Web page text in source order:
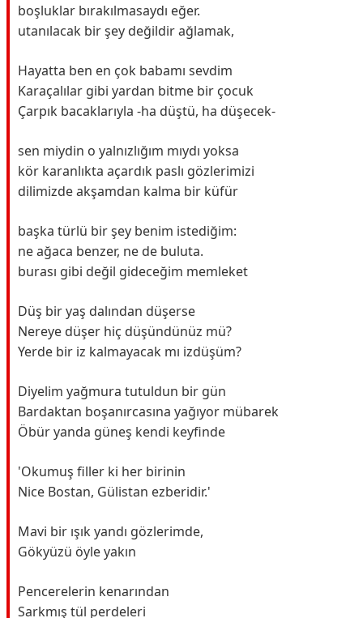
boşluklar bırakılmasaydı eğer.
utanılacak bir şey değildir ağlamak,
Hayatta ben en çok babamı sevdim
Karaçalılar gibi yardan bitme bir çocuk
Çarpık bacaklarıyla -ha düştü, ha düşecek-
sen miydin o yalnızlığım mıydı yoksa
kör karanlıkta açardık paslı gözlerimizi
dilimizde akşamdan kalma bir küfür
başka türlü bir şey benim istediğim:
ne ağaca benzer, ne de buluta.
burası gibi değil gideceğim memleket
Düş bir yaş dalından düşerse
Nereye düşer hiç düşündünüz mü?
Yerde bir iz kalmayacak mı izdüşüm?
Diyelim yağmura tutuldun bir gün
Bardaktan boşanırcasına yağıyor mübarek
Öbür yanda güneş kendi keyfinde
'Okumuş filler ki her birinin
Nice Bostan, Gülistan ezberidir.'
Mavi bir ışık yandı gözlerimde,
Gökyüzü öyle yakın
Pencerelerin kenarından
Sarkmış tül perdeleri